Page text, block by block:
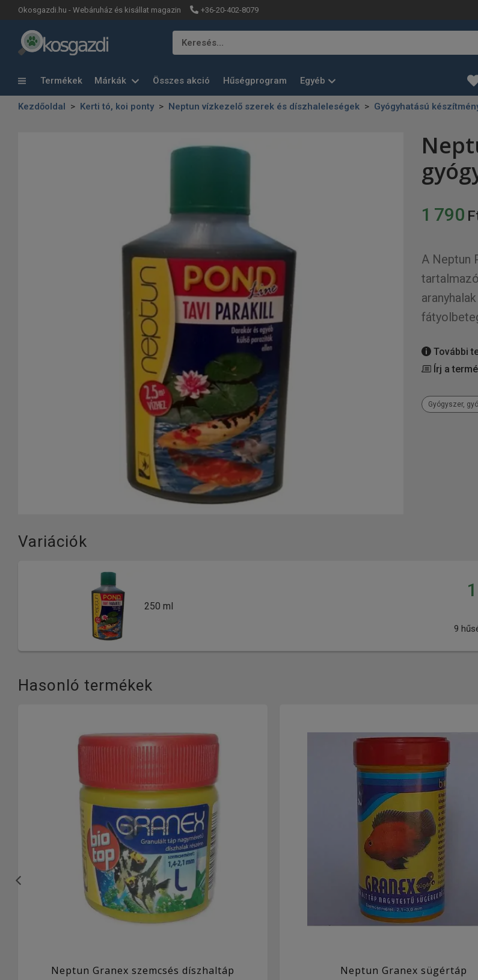
Okosgazdi.hu - Webáruház és kisállat magazin +36-20-402-8079
Keresés…
Termékek Márkák Összes akció Hűségprogram Egyéb
Kezdőoldal Kerti tó, koi ponty Neptun vízkezelő szerek és díszhaleleségek Gyógyhatású
1 790
A Neptun
További
Írj a
Gyógyszer,
Variációk
250 ml
9
Hasonló termékek
Neptun Granex szemcsés díszhaltáp Neptun Granex sügértáp